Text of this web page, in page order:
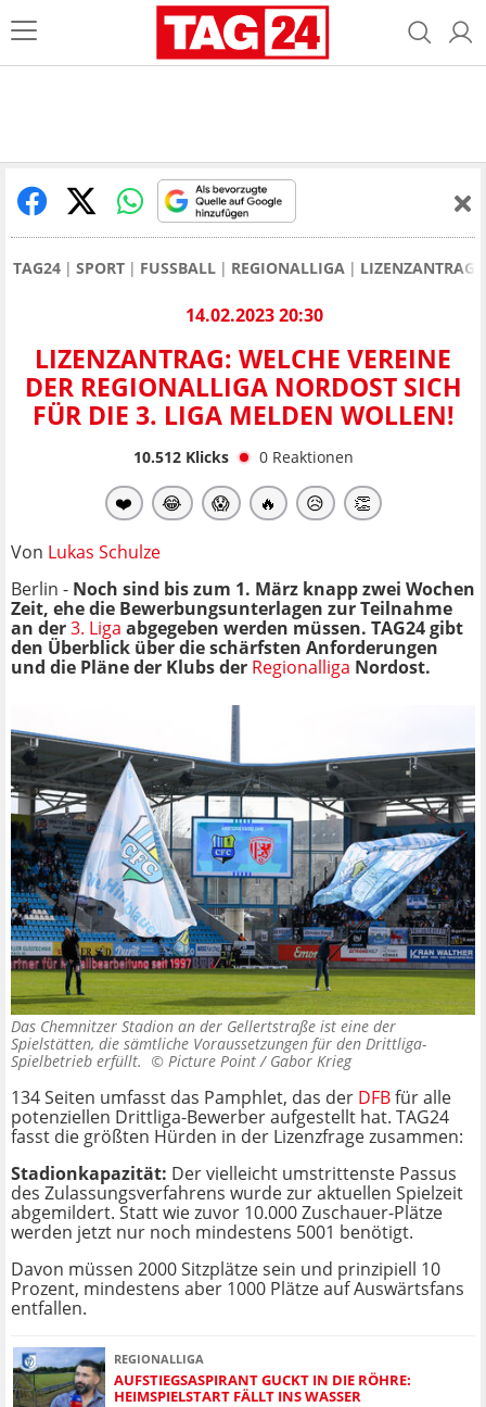
TAG24 SPORT FUSSBALL REGIONALLIGA LIZENZANTRAG:
14.02.2023 20:30
LIZENZANTRAG: WELCHE VEREINE
DER REGIONALLIGA NORDOST SICH
FÜR DIE 3. LIGA MELDEN WOLLEN!
10.512Klicks 0 Reaktionen
❤️ 😂 😱 🔥 😥 👏
Von Lukas Schulze
Berlin - Noch sind bis zum 1. März knapp zwei Wochen
Zeit, ehe die Bewerbungsunterlagen zur Teilnahme
an der3. Liga abgegeben werden müssen. TAG24 gibt
den Überblick über die schärfsten Anforderungen
und die Pläne der Klubs der Regionalliga Nordost.
Das Chemnitzer Stadion an der Gellertstraße ist eine der
Spielstätten, die sämtliche Voraussetzungen für den Drittliga-
Spielbetrieb erfüllt. © Picture Point / Gabor Krieg
134 Seiten umfasst das Pamphlet, das der DFBfür alle
potenziellen Drittliga-Bewerber aufgestellt hat. TAG24
fasst die größten Hürden in der Lizenzfrage zusammen:
Stadionkapazität: Der vielleicht umstrittenste Passus
des Zulassungsverfahrens wurde zur aktuellen Spielzeit
abgemildert. Statt wie zuvor 10.000 Zuschauer-Plätze
werden jetzt nur noch mindestens 5001 benötigt.
Davon müssen 2000 Sitzplätze sein und prinzipiell 10
Prozent, mindestens aber 1000 Plätze auf Auswärtsfans
entfallen.
REGIONALLIGA
AUFSTIEGSASPIRANT GUCKT IN DIE RÖHRE:
HEIMSPIELSTART FÄLLT INS WASSER